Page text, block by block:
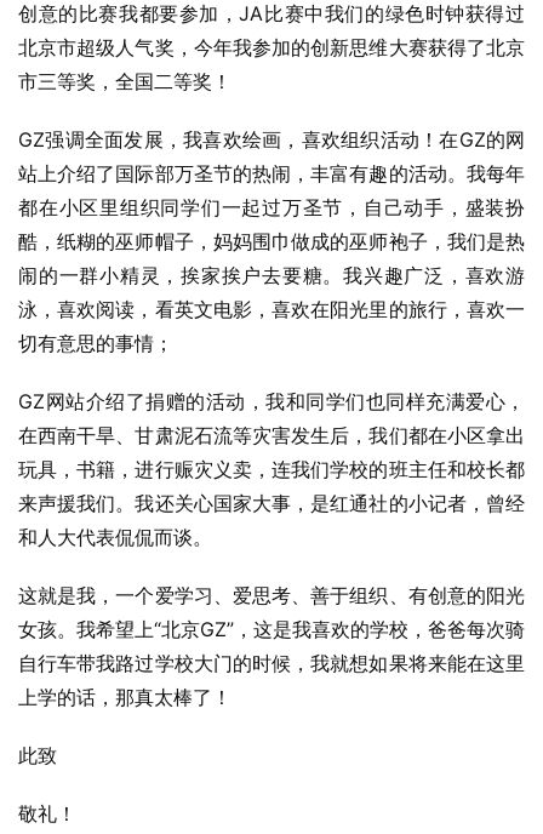
创意的比赛我都要参加，JA比赛中我们的绿色时钟获得过
北京市超级人气奖，今年我参加的创新思维大赛获得了北京
市三等奖，全国二等奖！
GZ强调全面发展，我喜欢绘画，喜欢组织活动！在GZ的网
站上介绍了国际部万圣节的热闹，丰富有趣的活动。我每年
都在小区里组织同学们一起过万圣节，自己动手，盛装扮
酷，纸糊的巫师帽子，妈妈围巾做成的巫师袍子，我们是热
闹的一群小精灵，挨家挨户去要糖。我兴趣广泛，喜欢游
泳，喜欢阅读，看英文电影，喜欢在阳光里的旅行，喜欢一
切有意思的事情；
GZ网站介绍了捐赠的活动，我和同学们也同样充满爱心，
在西南干旱、甘肃泥石流等灾害发生后，我们都在小区拿出
玩具，书籍，进行赈灾义卖，连我们学校的班主任和校长都
来声援我们。我还关心国家大事，是红通社的小记者，曾经
和人大代表侃侃而谈。
这就是我，一个爱学习、爱思考、善于组织、有创意的阳光
女孩。我希望上“北京GZ”，这是我喜欢的学校，爸爸每次骑
自行车带我路过学校大门的时候，我就想如果将来能在这里
上学的话，那真太棒了！
此致
敬礼！